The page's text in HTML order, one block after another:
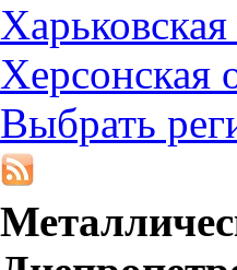
Харьковская
Херсонская
Выбрать